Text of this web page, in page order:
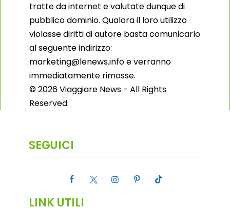
tratte da internet e valutate dunque di
pubblico dominio. Qualora il loro utilizzo
violasse diritti di autore basta comunicarlo
al seguente indirizzo:
marketing@lenews.info e verranno
immediatamente rimosse.
© 2026 Viaggiare News - All Rights
Reserved.
SEGUICI
LINK UTILI